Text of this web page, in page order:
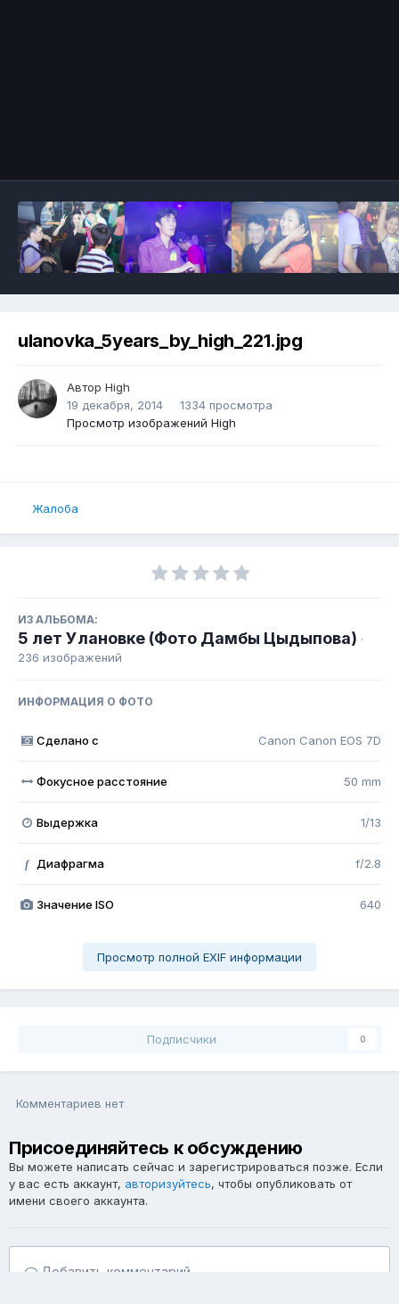
ulanovka_5years_by_high_221.jpg
Автор High
19 декабря, 2014
1334 просмотра
Просмотр изображений High
Жалоба
ИЗ АЛЬБОМА:
5 лет Улановке (Фото Дамбы Цыдыпова) ·
236 изображений
ИНФОРМАЦИЯ О ФОТО
Сделано с Canon Canon EOS 7D
Фокусное расстояние 50 mm
Выдержка 1/13
f Диафрагма f/2.8
Значение ISO 640
Просмотр полной EXIF информации
Подписчики 0
Комментариев нет
Присоединяйтесь к обсуждению
Вы можете написать сейчас и зарегистрироваться позже. Если
у вас есть аккаунт, авторизуйтесь, чтобы опубликовать от
имени своего аккаунта.
Добавить комментарий...